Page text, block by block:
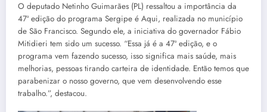
O deputado Netinho Guimarães (PL) ressaltou a importância da
47ª edição do programa Sergipe é Aqui, realizada no município
de São Francisco. Segundo ele, a iniciativa do governador Fábio
Mitidieri tem sido um sucesso. “Essa já é a 47ª edição, e o
programa vem fazendo sucesso, isso significa mais saúde, mais
melhorias, pessoas tirando carteira de identidade. Então temos que
parabenizar o nosso governo, que vem desenvolvendo esse
trabalho.”, destacou.